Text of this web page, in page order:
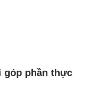
góp phần thực